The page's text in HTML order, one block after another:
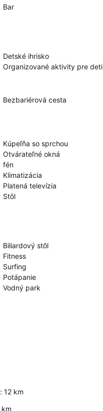
Bar
Detské ihrisko
Organizované aktivity pre deti
Bezbariérová cesta
Kúpeľňa so sprchou
Otvárateľné okná
fén
Klimatizácia
Platená televízia
Stôl
Biliardový stôl
Fitness
Surfing
Potápanie
Vodný park
: 12 km
km